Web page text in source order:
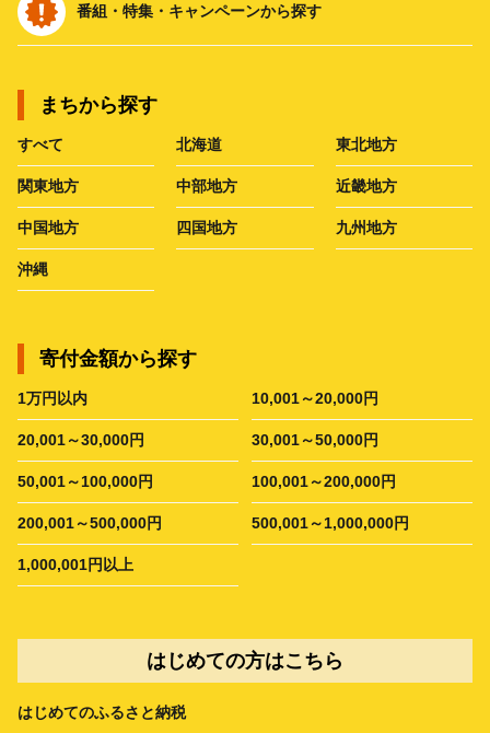
番組・特集・キャンペーンから探す
まちから探す
すべて 北海道 東北地方
関東地方 中部地方 近畿地方
中国地方 四国地方 九州地方
沖縄
寄付金額から探す
1万円以内 10,001～20,000円
20,001～30,000円 30,001～50,000円
50,001～100,000円 100,001～200,000円
200,001～500,000円 500,001～1,000,000円
1,000,001円以上
はじめての方はこちら
はじめてのふるさと納税